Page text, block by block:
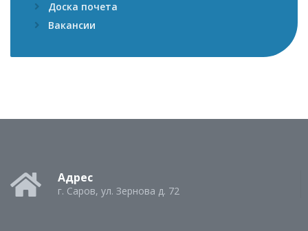
Доска почета
Вакансии
Адрес
г. Саров, ул. Зернова д. 72